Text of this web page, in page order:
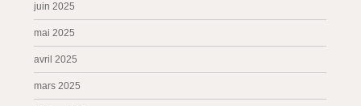
juin 2025
mai 2025
avril 2025
mars 2025